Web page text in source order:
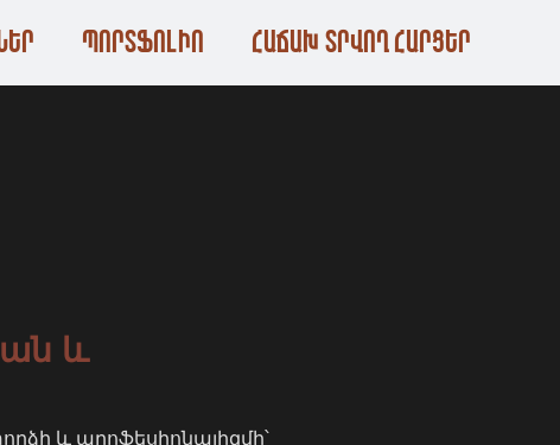
ՊՈՐՏՖՈԼԻՈ ՀԱՃԱԽ ՏՐՎՈՂ ՀԱՐՑԵՐ
և
և պրոֆեսիոնալիզմի՝